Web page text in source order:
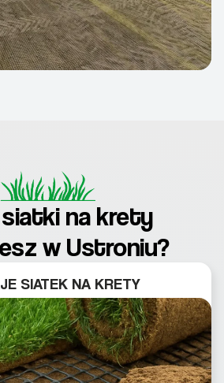
na krety
w Ustroniu?
SIATEK NA KRETY